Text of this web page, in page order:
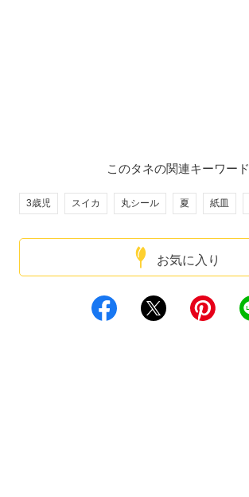
お気に入り
このタネの関連キーワード
3歳児 スイカ 丸シール 夏 紙皿